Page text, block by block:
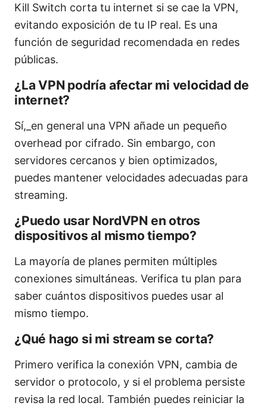
Kill Switch corta tu internet si se cae la VPN,
evitando exposición de tu IP real. Es una
función de seguridad recomendada en redes
públicas.
¿La VPN podría afectar mi velocidad de
internet?
Sí,_en general una VPN añade un pequeño
overhead por cifrado. Sin embargo, con
servidores cercanos y bien optimizados,
puedes mantener velocidades adecuadas para
streaming.
¿Puedo usar NordVPN en otros
dispositivos al mismo tiempo?
La mayoría de planes permiten múltiples
conexiones simultáneas. Verifica tu plan para
saber cuántos dispositivos puedes usar al
mismo tiempo.
¿Qué hago si mi stream se corta?
Primero verifica la conexión VPN, cambia de
servidor o protocolo, y si el problema persiste
revisa la red local. También puedes reiniciar la